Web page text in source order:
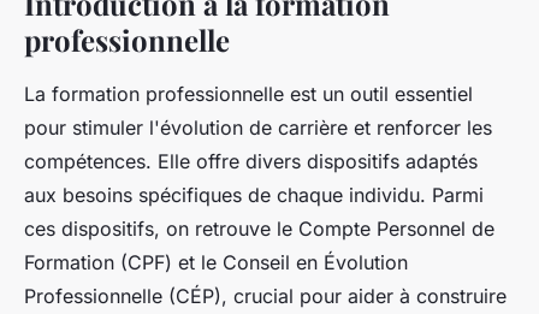
professionnelle
La formation professionnelle est un outil essentiel
pour stimuler l'évolution de carrière et renforcer les
compétences. Elle offre divers dispositifs adaptés
aux besoins spécifiques de chaque individu. Parmi
ces dispositifs, on retrouve le Compte Personnel de
Formation (CPF) et le Conseil en Évolution
Professionnelle (CÉP), crucial pour aider à construire